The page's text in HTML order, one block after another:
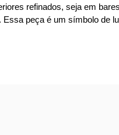
refinados, seja em
peça é um símbolo de